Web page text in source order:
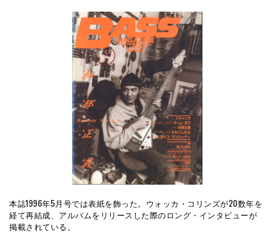
本誌1996年5月号では表紙を飾った。ウォッカ・コリンズが20数年を
経て再結成、アルバムをリリースした際のロング・インタビューが
掲載されている。